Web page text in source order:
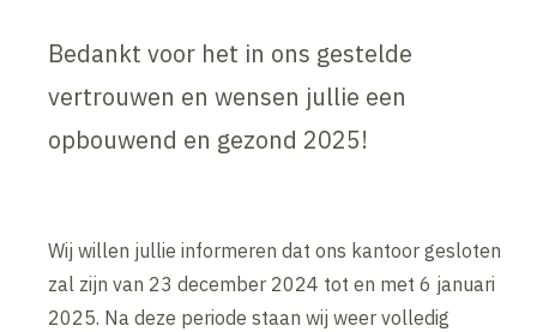
Bedankt voor het in ons gestelde
vertrouwen en wensen jullie een
opbouwend en gezond 2025!
Wij willen jullie informeren dat ons kantoor gesloten
zal zijn van 23 december 2024 tot en met 6 januari
2025. Na deze periode staan wij weer volledig